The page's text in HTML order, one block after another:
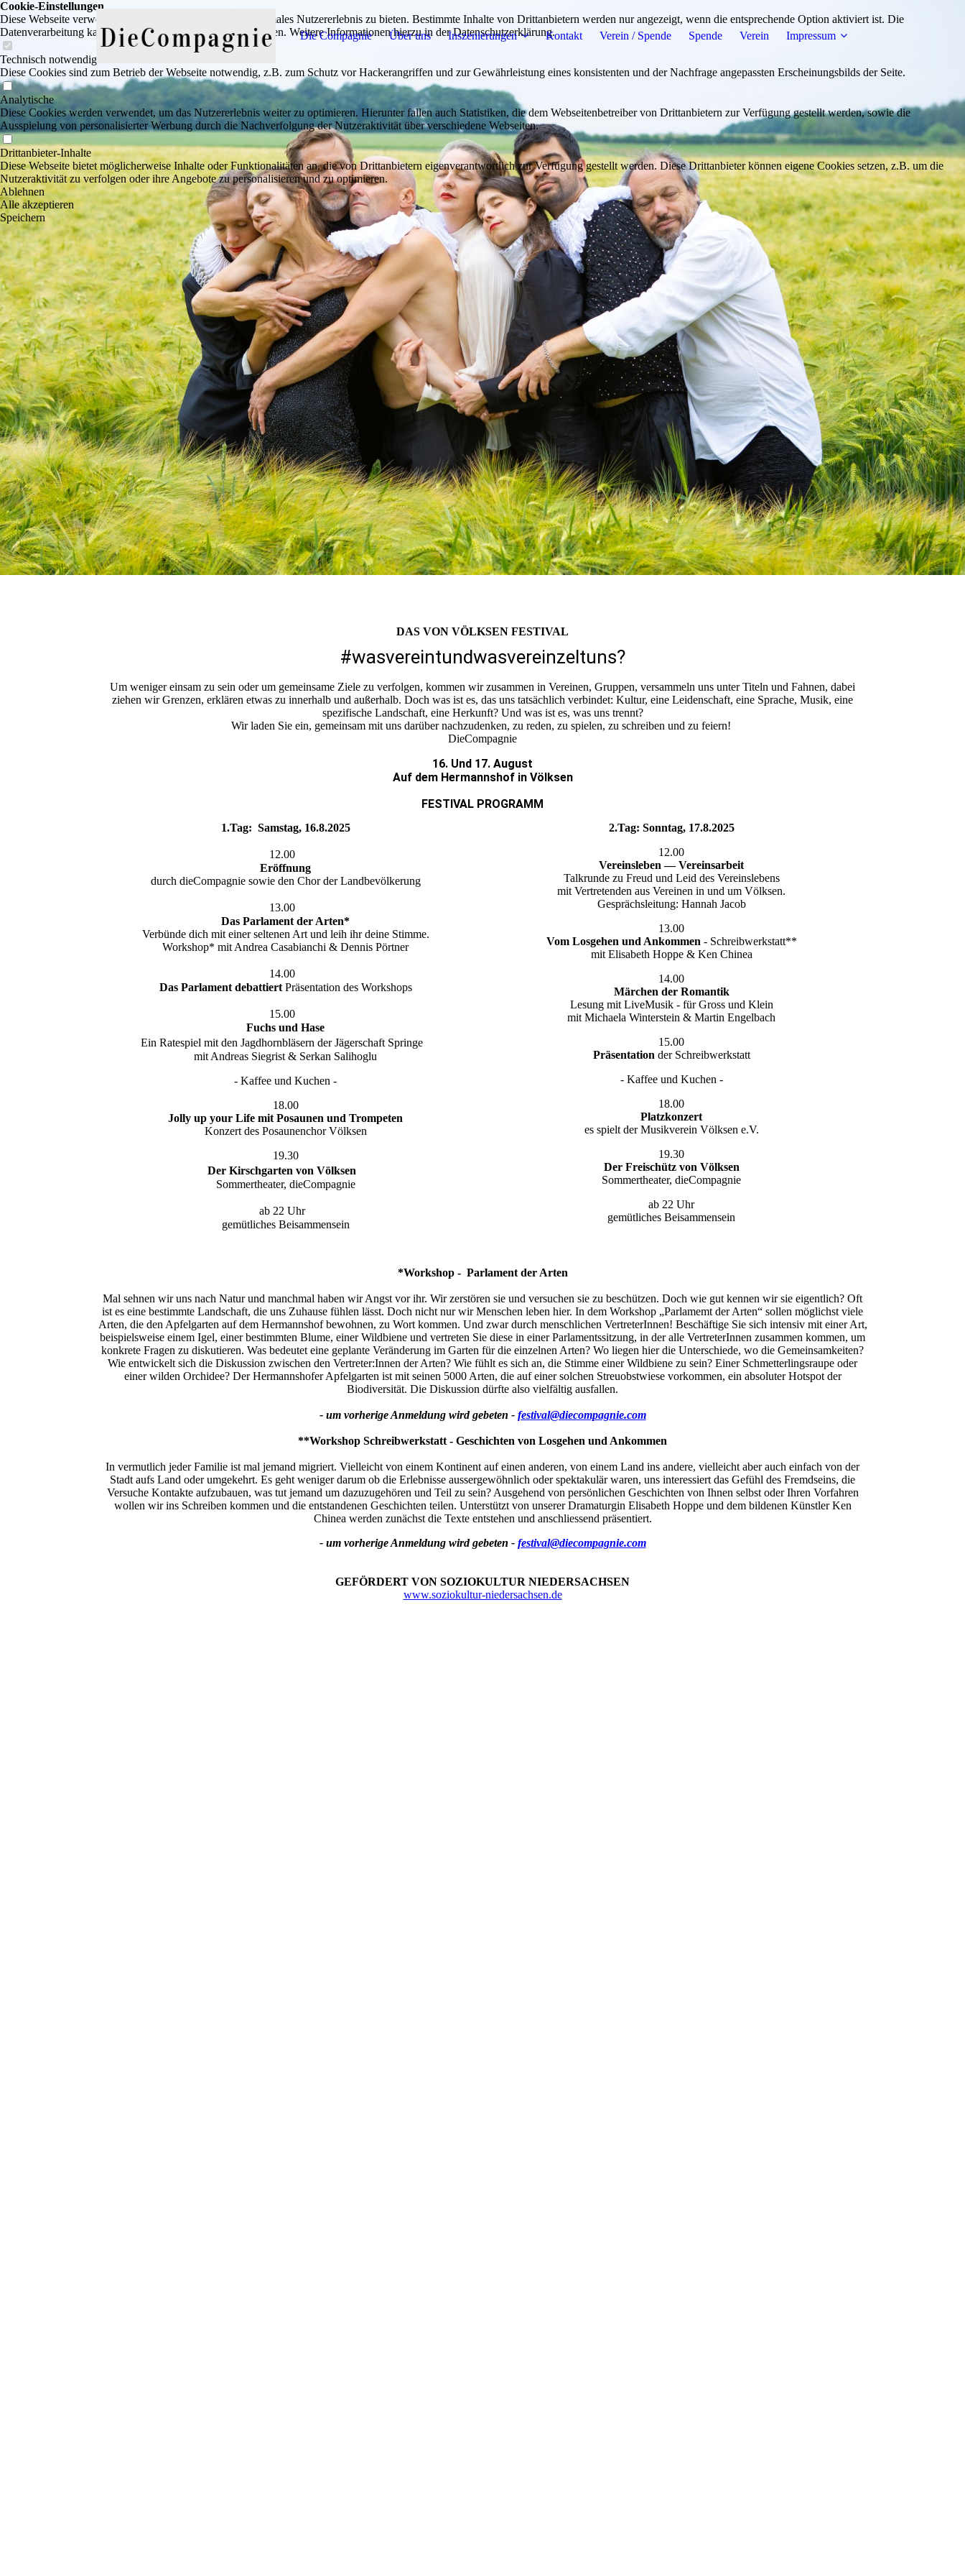
Die Compagnie Über uns Inszenierungen Kontakt Verein / Spende Spende Verein Impressum
DAS VON VÖLKSEN FESTIVAL
#wasvereintundwasvereinzeltuns?
Um weniger einsam zu sein oder um gemeinsame Ziele zu verfolgen, kommen wir zusammen in Vereinen, Gruppen, versammeln uns unter Titeln und Fahnen, dabei
ziehen wir Grenzen, erklären etwas zu innerhalb und außerhalb. Doch was ist es, das uns tatsächlich verbindet: Kultur, eine Leidenschaft, eine Sprache, Musik, eine
spezifische Landschaft, eine Herkunft? Und was ist es, was uns trennt?
Wir laden Sie ein, gemeinsam mit uns darüber nachzudenken, zu reden, zu spielen, zu schreiben und zu feiern!
DieCompagnie
16. Und 17. August
Auf dem Hermannshof in Völksen
FESTIVAL PROGRAMM
1.Tag: Samstag, 16.8.2025
12.00
Eröffnung
durch dieCompagnie sowie den Chor der Landbevölkerung
13.00
Das Parlament der Arten*
Verbünde dich mit einer seltenen Art und leih ihr deine Stimme.
Workshop* mit Andrea Casabianchi & Dennis Pörtner
14.00
Das Parlament debattiertPräsentation des Workshops
15.00
Fuchs und Hase
Ein Ratespiel mit den Jagdhornbläsern der Jägerschaft Springe
mit Andreas Siegrist & Serkan Salihoglu
- Kaffee und Kuchen -
18.00
Jolly up your Life mit Posaunen und Trompeten
Konzert des Posaunenchor Völksen
19.30
Der Kirschgarten von Völksen
Sommertheater, dieCompagnie
ab 22 Uhr
gemütliches Beisammensein
2.Tag: Sonntag, 17.8.2025
12.00
Vereinsleben — Vereinsarbeit
Talkrunde zu Freud und Leid des Vereinslebens
mit Vertretenden aus Vereinen in und um Völksen.
Gesprächsleitung: Hannah Jacob
13.00
Vom Losgehen und Ankommen - Schreibwerkstatt**
mit Elisabeth Hoppe & Ken Chinea
14.00
Märchen der Romantik
Lesung mit LiveMusik - für Gross und Klein
mit Michaela Winterstein & Martin Engelbach
15.00
Präsentation der Schreibwerkstatt
- Kaffee und Kuchen -
18.00
Platzkonzert
es spielt der Musikverein Völksen e.V.
19.30
Der Freischütz von Völksen
Sommertheater, dieCompagnie
ab 22 Uhr
gemütliches Beisammensein
*Workshop - Parlament der Arten
Mal sehnen wir uns nach Natur und manchmal haben wir Angst vor ihr. Wir zerstören sie und versuchen sie zu beschützen. Doch wie gut kennen wir sie eigentlich? Oft
ist es eine bestimmte Landschaft, die uns Zuhause fühlen lässt. Doch nicht nur wir Menschen leben hier. In dem Workshop „Parlamemt der Arten“ sollen möglichst viele
Arten, die den Apfelgarten auf dem Hermannshof bewohnen, zu Wort kommen. Und zwar durch menschlichen VertreterInnen! Beschäftige Sie sich intensiv mit einer Art,
beispielsweise einem Igel, einer bestimmten Blume, einer Wildbiene und vertreten Sie diese in einer Parlamentssitzung, in der alle VertreterInnen zusammen kommen, um
konkrete Fragen zu diskutieren. Was bedeutet eine geplante Veränderung im Garten für die einzelnen Arten? Wo liegen hier die Unterschiede, wo die Gemeinsamkeiten?
Wie entwickelt sich die Diskussion zwischen den Vertreter:Innen der Arten? Wie fühlt es sich an, die Stimme einer Wildbiene zu sein? Einer Schmetterlingsraupe oder
einer wilden Orchidee? Der Hermannshofer Apfelgarten ist mit seinen 5000 Arten, die auf einer solchen Streuobstwiese vorkommen, ein absoluter Hotspot der
Biodiversität. Die Diskussion dürfte also vielfältig ausfallen.
- um vorherige Anmeldung wird gebeten - festival@diecompagnie.com
**Workshop Schreibwerkstatt - Geschichten von Losgehen und Ankommen
In vermutlich jeder Familie ist mal jemand migriert. Vielleicht von einem Kontinent auf einen anderen, von einem Land ins andere, vielleicht aber auch einfach von der
Stadt aufs Land oder umgekehrt. Es geht weniger darum ob die Erlebnisse aussergewöhnlich oder spektakulär waren, uns interessiert das Gefühl des Fremdseins, die
Versuche Kontakte aufzubauen, was tut jemand um dazuzugehören und Teil zu sein? Ausgehend von persönlichen Geschichten von Ihnen selbst oder Ihren Vorfahren
wollen wir ins Schreiben kommen und die entstandenen Geschichten teilen. Unterstützt von unserer Dramaturgin Elisabeth Hoppe und dem bildenen Künstler Ken
Chinea werden zunächst die Texte entstehen und anschliessend präsentiert.
- um vorherige Anmeldung wird gebeten - festival@diecompagnie.com
GEFÖRDERT VON SOZIOKULTUR NIEDERSACHSEN
www.soziokultur-niedersachsen.de
Cookie-Einstellungen
Diese Webseite verwendet Cookies, um Besuchern ein optimales Nutzererlebnis zu bieten. Bestimmte Inhalte von Drittanbietern werden nur angezeigt, wenn die entsprechende Option aktiviert ist. Die
Datenverarbeitung kann dann auch in einem Drittland erfolgen. Weitere Informationen hierzu in der Datenschutzerklärung.
Technisch notwendige
Diese Cookies sind zum Betrieb der Webseite notwendig, z.B. zum Schutz vor Hackerangriffen und zur Gewährleistung eines konsistenten und der Nachfrage angepassten Erscheinungsbilds der Seite.
Analytische
Diese Cookies werden verwendet, um das Nutzererlebnis weiter zu optimieren. Hierunter fallen auch Statistiken, die dem Webseitenbetreiber von Drittanbietern zur Verfügung gestellt werden, sowie die
Ausspielung von personalisierter Werbung durch die Nachverfolgung der Nutzeraktivität über verschiedene Webseiten.
Drittanbieter-Inhalte
Diese Webseite bietet möglicherweise Inhalte oder Funktionalitäten an, die von Drittanbietern eigenverantwortlich zur Verfügung gestellt werden. Diese Drittanbieter können eigene Cookies setzen, z.B. um die
Nutzeraktivität zu verfolgen oder ihre Angebote zu personalisieren und zu optimieren.
Ablehnen
Alle akzeptieren
Speichern